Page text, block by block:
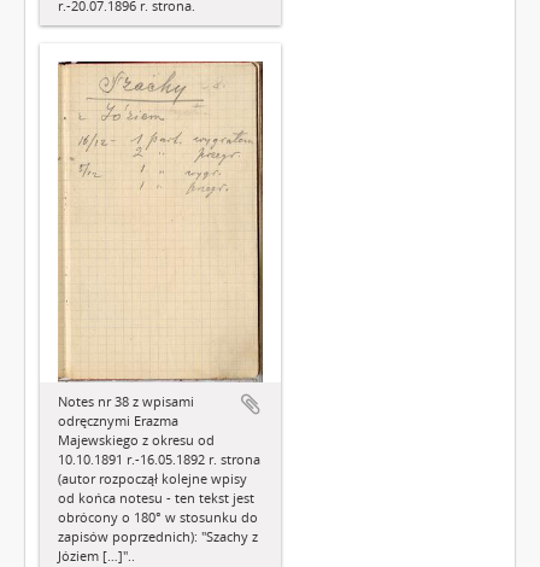
r.-20.07.1896 r. strona.
Notes nr 38 z wpisami
odręcznymi Erazma
Majewskiego z okresu od
10.10.1891 r.-16.05.1892 r. strona
(autor rozpoczął kolejne wpisy
od końca notesu - ten tekst jest
obrócony o 180° w stosunku do
zapisów poprzednich): "Szachy z
Józiem […]"..